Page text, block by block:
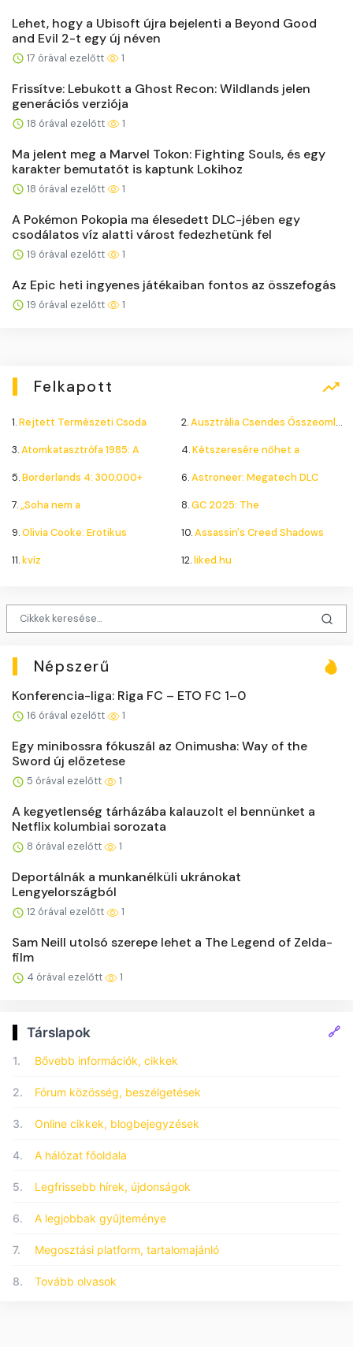
Lehet, hogy a Ubisoft újra bejelenti a Beyond Good
and Evil 2-t egy új néven
17 órával ezelőtt 1
Frissítve: Lebukott a Ghost Recon: Wildlands jelen
generációs verziója
18 órával ezelőtt 1
Ma jelent meg a Marvel Tokon: Fighting Souls, és egy
karakter bemutatót is kaptunk Lokihoz
18 órával ezelőtt 1
A Pokémon Pokopia ma élesedett DLC-jében egy
csodálatos víz alatti várost fedezhetünk fel
19 órával ezelőtt 1
Az Epic heti ingyenes játékaiban fontos az összefogás
19 órával ezelőtt 1
Felkapott
1.Rejtett Természeti Csoda 2.Ausztrália Csendes Összeomlása
3.Atomkatasztrófa 1985: A 4.Kétszeresére nőhet a
5.Borderlands 4: 300.000+ 6.Astroneer: Megatech DLC
7.„Soha nem a 8.GC 2025: The
9.Olivia Cooke: Erotikus 10.Assassin's Creed Shadows
11.kvíz 12.liked.hu
Népszerű
Konferencia-liga: Riga FC – ETO FC 1–0
16 órával ezelőtt 1
Egy minibossra fókuszál az Onimusha: Way of the
Sword új előzetese
5 órával ezelőtt 1
A kegyetlenség tárházába kalauzolt el bennünket a
Netflix kolumbiai sorozata
8 órával ezelőtt 1
Deportálnák a munkanélküli ukránokat
Lengyelországból
12 órával ezelőtt 1
Sam Neill utolsó szerepe lehet a The Legend of Zelda-
film
4 órával ezelőtt 1
Társlapok 🔗
1. Bővebb információk, cikkek
2. Fórum közösség, beszélgetések
3. Online cikkek, blogbejegyzések
4. A hálózat főoldala
5. Legfrissebb hírek, újdonságok
6. A legjobbak gyűjteménye
7. Megosztási platform, tartalomajánló
8. Tovább olvasok